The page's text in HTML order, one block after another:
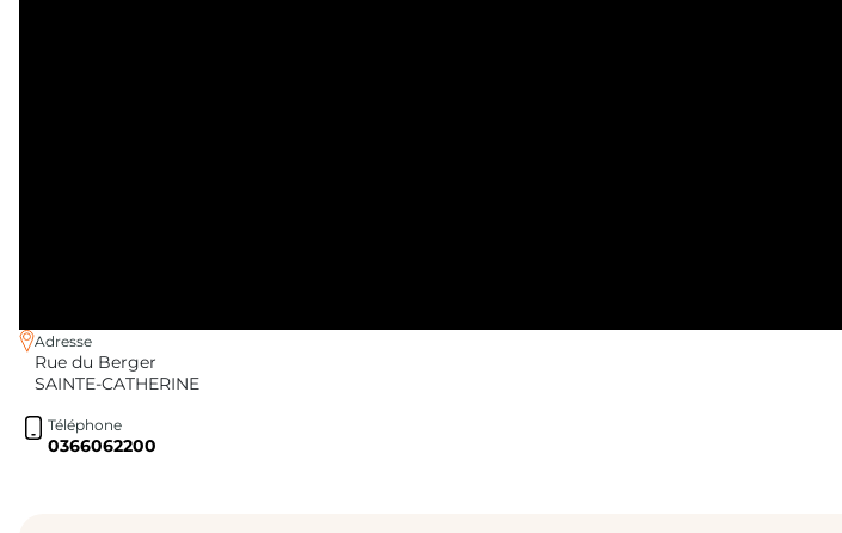
Adresse
Rue du Berger
SAINTE-CATHERINE
Téléphone
0366062200